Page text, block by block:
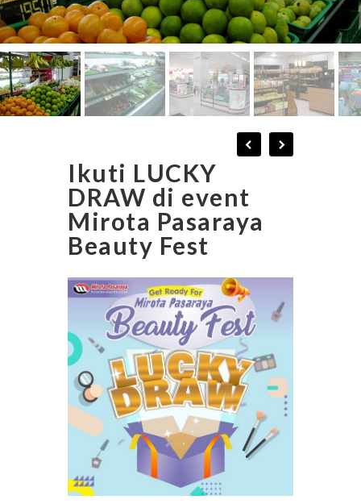
Ikuti LUCKY
DRAW di event
Mirota Pasaraya
Beauty Fest